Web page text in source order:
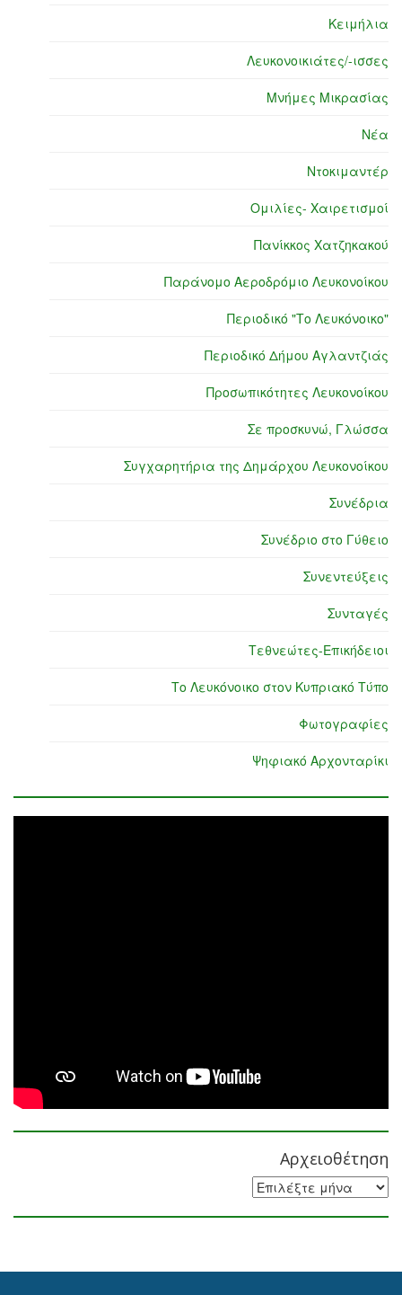
Κειμήλια
Λευκονοικιάτες/-ισσες
Μνήμες Μικρασίας
Νέα
Ντοκιμαντέρ
Ομιλίες- Χαιρετισμοί
Πανίκκος Χατζηκακού
Παράνομο Αεροδρόμιο Λευκονοίκου
Περιοδικό "Το Λευκόνοικο"
Περιοδικό Δήμου Αγλαντζιάς
Προσωπικότητες Λευκονοίκου
Σε προσκυνώ, Γλώσσα
Συγχαρητήρια της Δημάρχου Λευκονοίκου
Συνέδρια
Συνέδριο στο Γύθειο
Συνεντεύξεις
Συνταγές
Τεθνεώτες-Επικήδειοι
Το Λευκόνοικο στον Κυπριακό Τύπο
Φωτογραφίες
Ψηφιακό Αρχονταρίκι
Αρχειοθέτηση
Αρχειοθέτηση